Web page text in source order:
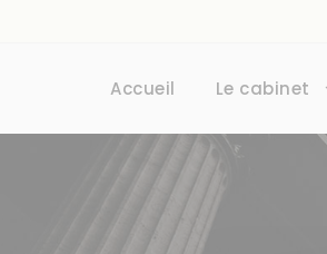
Accueil Le cabinet